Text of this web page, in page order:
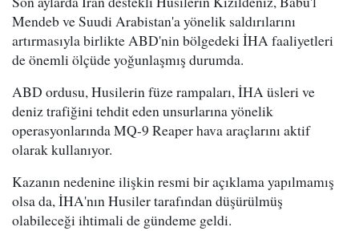
Mendeb ve Suudi Arabistan'a yönelik saldırılarını
artırmasıyla birlikte ABD'nin bölgedeki İHA faaliyetleri
de önemli ölçüde yoğunlaşmış durumda.
ABD ordusu, Husilerin füze rampaları, İHA üsleri ve
deniz trafiğini tehdit eden unsurlarına yönelik
operasyonlarında MQ-9 Reaper hava araçlarını aktif
olarak kullanıyor.
Kazanın nedenine ilişkin resmi bir açıklama yapılmamış
olsa da, İHA'nın Husiler tarafından düşürülmüş
olabileceği ihtimali de gündeme geldi.